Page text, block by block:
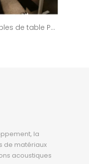
Meubles de table PET-DS-05P Cabines de travail de bureau à écran latéral décoratif
la
de matériaux
acoustiques